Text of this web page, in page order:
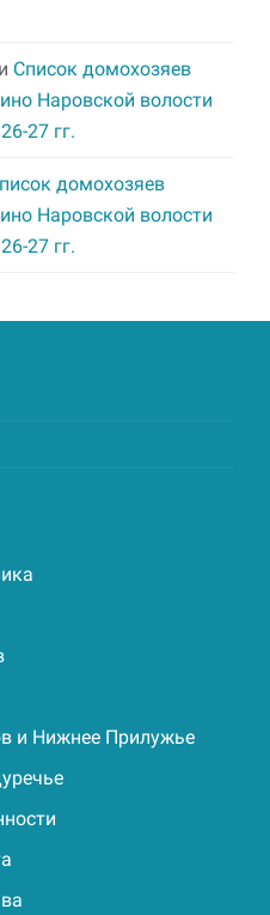
Список домохозяев
Наровской волости
27 гг.
домохозяев
Наровской волости
27 гг.
и Нижнее Прилужье